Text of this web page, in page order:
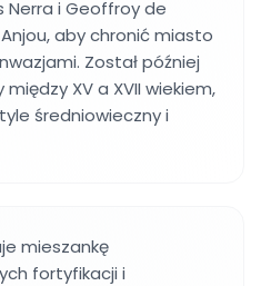
Nerra i Geoffroy de
aby chronić miasto
Został później
XV a XVII wiekiem,
średniowieczny i
mieszankę
fortyfikacji i